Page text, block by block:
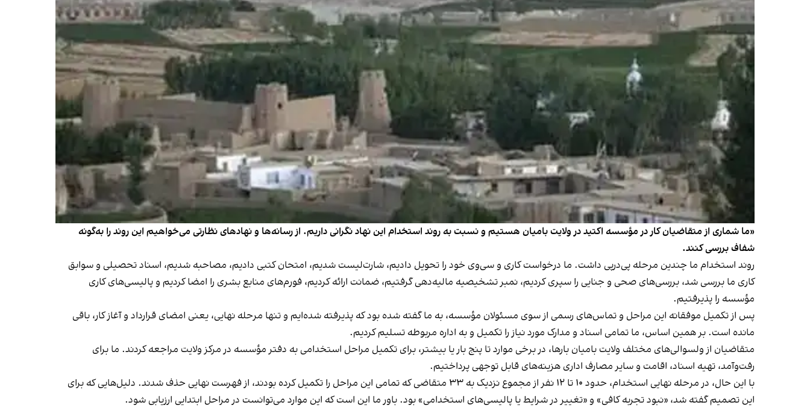
«ما شماری از متقاضیان کار در مؤسسه اکتید در ولایت بامیان هستیم و نسبت به روند استخدام این نهاد نگرانی داریم. از رسانه‌ها و نهادهای نظارتی می‌خواهیم این روند را به‌گونه
شفاف بررسی کنند.
روند استخدام ما چندین مرحله پی‌درپی داشت. ما درخواست کاری و سی‌وی خود را تحویل دادیم، شارت‌لیست شدیم، امتحان کتبی دادیم، مصاحبه شدیم، اسناد تحصیلی و سوابق
کاری ما بررسی شد، بررسی‌های صحی و جنایی را سپری کردیم، نمبر تشخیصیه مالیه‌دهی گرفتیم، ضمانت ارائه کردیم، فورم‌های منابع بشری را امضا کردیم و پالیسی‌های کاری
مؤسسه را پذیرفتیم.
پس از تکمیل موفقانه این مراحل و تماس‌های رسمی از سوی مسئولان مؤسسه، به ما گفته شده بود که پذیرفته شده‌ایم و تنها مرحله نهایی، یعنی امضای قرارداد و آغاز کار، باقی
مانده است. بر همین اساس، ما تمامی اسناد و مدارک مورد نیاز را تکمیل و به اداره مربوطه تسلیم کردیم.
متقاضیان از ولسوالی‌های مختلف ولایت بامیان بارها، در برخی موارد تا پنج بار یا بیشتر، برای تکمیل مراحل استخدامی به دفتر مؤسسه در مرکز ولایت مراجعه کردند. ما برای
رفت‌وآمد، تهیه اسناد، اقامت و سایر مصارف اداری هزینه‌های قابل توجهی پرداختیم.
با این حال، در مرحله نهایی استخدام، حدود ۱۰ تا ۱۲ نفر از مجموع نزدیک به ۳۳ متقاضی که تمامی این مراحل را تکمیل کرده بودند، از فهرست نهایی حذف شدند. دلیل‌هایی که برای
این تصمیم گفته شد، «نبود تجربه کافی» و «تغییر در شرایط یا پالیسی‌های استخدامی» بود. باور ما این است که این موارد می‌توانست در مراحل ابتدایی ارزیابی شود.